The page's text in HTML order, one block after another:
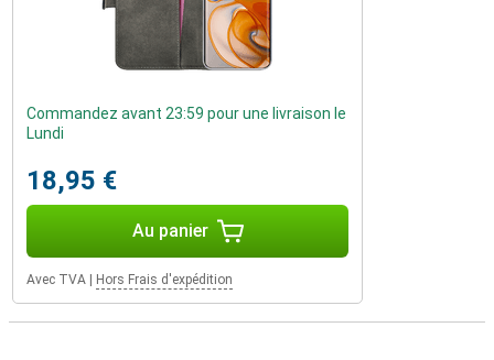
Commandez avant 23:59 pour une livraison le
Lundi
18,95 €
Au panier
Avec TVA Hors Frais d'expédition